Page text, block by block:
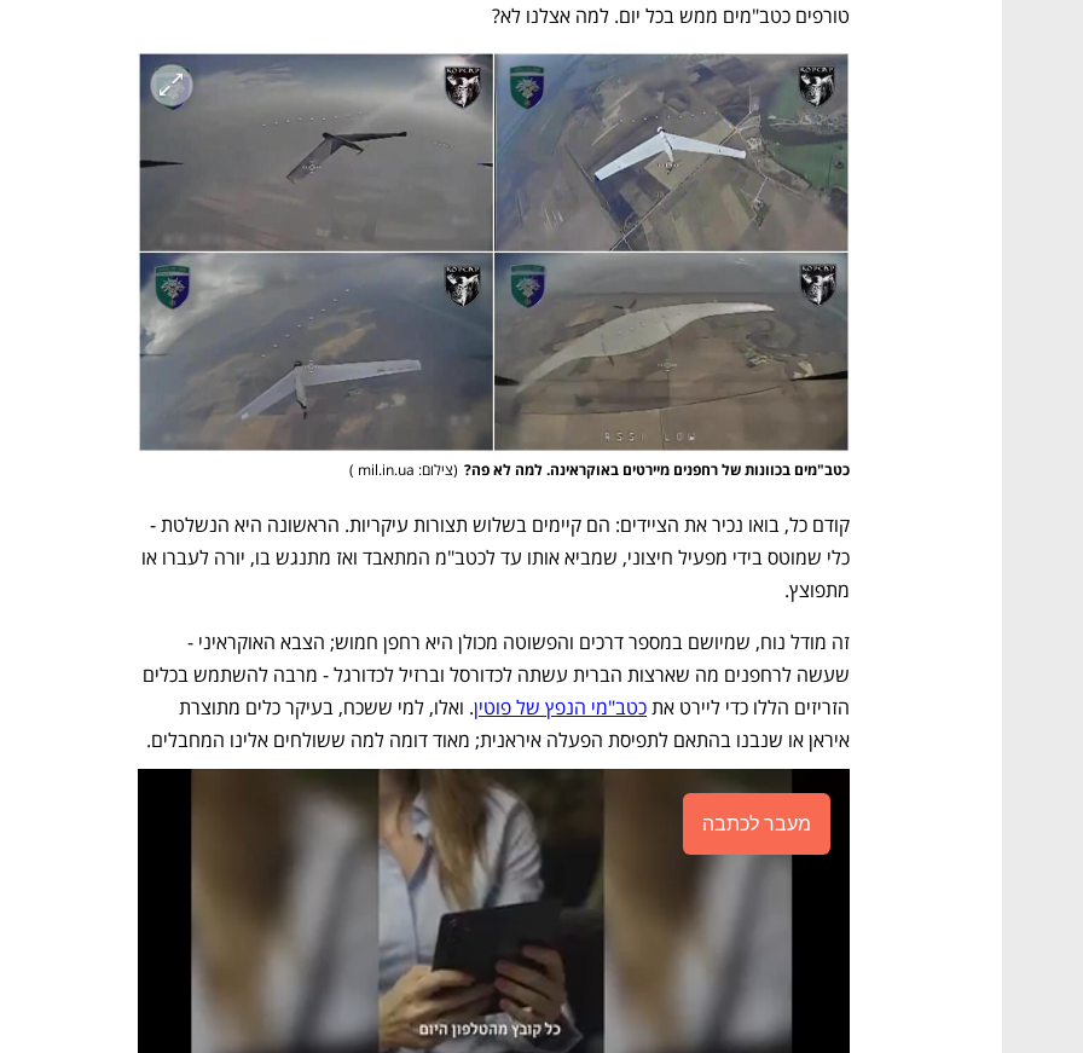
טורפים כטב"מים ממש בכל יום. למה אצלנו לא?
כטב"מים בכוונות של רחפנים מיירטים באוקראינה. למה לא פה? (צילום: mil.in.ua )
מתפוצץ.
הזריזים הללו כדי ליירט את כטב"מי הנפץ של פוטין
איראן או שנבנו בהתאם לתפיסת הפעלה איראנית; מאוד דומה למה ששולחים אלינו המחבלים.
מעבר לכתבה